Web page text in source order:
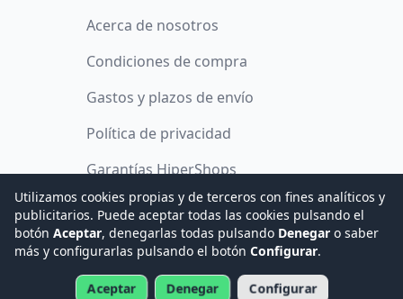
Acerca de nosotros
Condiciones de compra
Gastos y plazos de envío
Política de privacidad
Garantías HiperShops
Política de cookies
© 2008 -2026Hogar Digital e Inmótica Ingenieros, S.L.
Utilizamos cookies propias y de terceros con fines analíticos y
publicitarios. Puede aceptar todas las cookies pulsando el
botón Aceptar, denegarlas todas pulsando Denegar o saber
más y configurarlas pulsando el botón Configurar.
Aceptar Denegar Configurar